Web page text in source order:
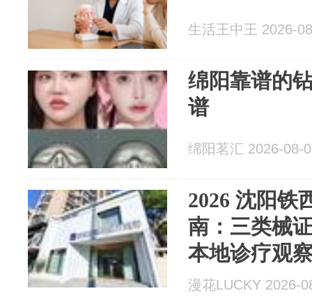
生活王中王 2026-
绵阳靠谱的
谱
绵阳茗汇 2026-08-
2026 沈阳铁
南：三类械
本地诊疗观
漫花LUCKY 2026-